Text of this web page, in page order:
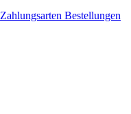
Zahlungsarten Bestellungen